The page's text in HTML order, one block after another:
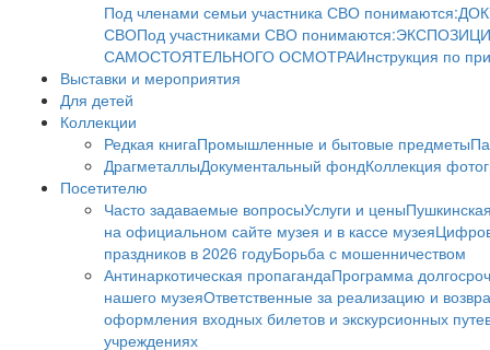
Под членами семьи участника СВО понимаются:
СВОПод участниками СВО понимаются:
САМОСТОЯТЕЛЬНОГО ОСМОТРАИнструкция по
Выставки и мероприятия
Для детей
Коллекции
Редкая книгаПромышленные и бытовые предметы
ДрагметаллыДокументальный фондКоллекция
Посетителю
Часто задаваемые вопросыУслуги и цены
на официальном сайте музея и в кассе музея
праздников в 2026 годуБорьба с мошенничеством
Антинаркотическая пропагандаПрограмма
нашего музеяОтветственные за реализацию и
оформления входных билетов и экскурсионных
учреждениях